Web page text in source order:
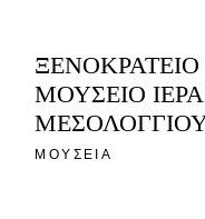
ΜΟΥΣΕΙΟ
ΜΟΥΣΕΙΑ